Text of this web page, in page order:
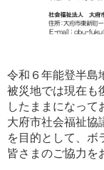
令和６年能登半島
被災地では現在も
したままになって
大府市社会福祉協
を目的として、ボ
皆さまのご協力を